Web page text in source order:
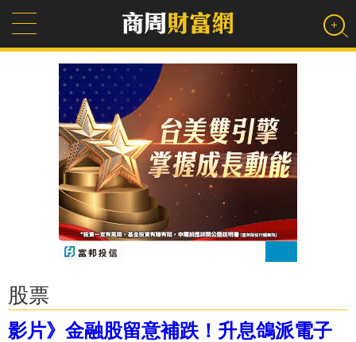
股票
影片》金融股留意補跌！升息鴿派電子